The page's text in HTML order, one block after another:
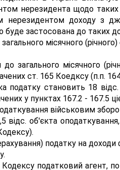
нерезидента щодо
нерезидентом доходу з
буде застосована до таких
місячного
загального місячного
ст. 165 Коедксу (п.п.
податку становить 18
у пунктах 167.2 - 167.5
військовим
відс. об'єкта
податку на
Кодексу податковий агент,